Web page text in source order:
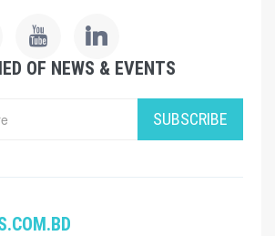
OF NEWS & EVENTS
SUBSCRIBE